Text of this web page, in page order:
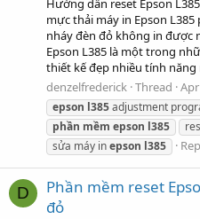
Hướng dẫn reset Epson
mực thải máy in Epson L385
nháy đèn đỏ không in được
Epson L385 là một trong
thiết kế đẹp nhiều tính năng
denzelfrederick Thread
epson l385adjustment
phần mềm epson l385
sửa máy inepson l385
D
Phần mềm reset
đỏ